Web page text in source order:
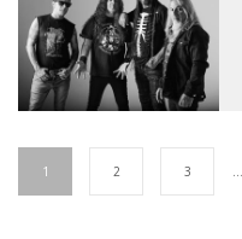
1 2 3